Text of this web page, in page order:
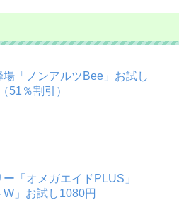
場「ノンアルツBee」お試し
51％割引）
「オメガエイドPLUS」
W」お試し1080円